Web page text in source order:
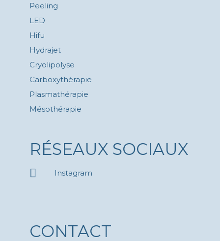
Peeling
LED
Hifu
Hydrajet
Cryolipolyse
Carboxythérapie
Plasmathérapie
Mésothérapie
RÉSEAUX SOCIAUX
Instagram
CONTACT